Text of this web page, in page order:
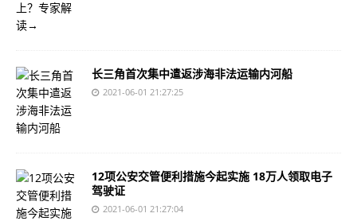
长三角首次集中遣返涉海非法运输内河船
2021-06-01 21:27:25
12项公安交管便利措施今起实施 18万人领取电子
驾驶证
2021-06-01 21:27:04